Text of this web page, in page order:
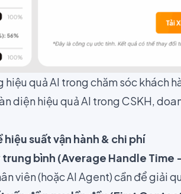
hiệu quả AI trong chăm sóc khách
diện hiệu quả AI trong CSKH,
hiệu suất vận hành & chi phí
trung bình (Average Handle Time
viên (hoặc AI Agent) cần để giải